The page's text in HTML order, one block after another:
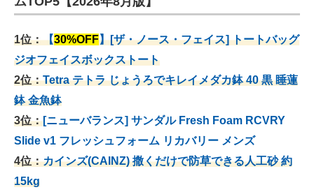
1位：【30%OFF】[ザ・ノース・フェイス] トートバッグ
ジオフェイスボックストート
2位：Tetra テトラ じょうろでキレイメダカ鉢 40 黒 睡蓮
鉢 金魚鉢
3位：[ニューバランス] サンダル Fresh Foam RCVRY
Slide v1 フレッシュフォーム リカバリー メンズ
4位：カインズ(CAINZ) 撒くだけで防草できる人工砂 約
15kg